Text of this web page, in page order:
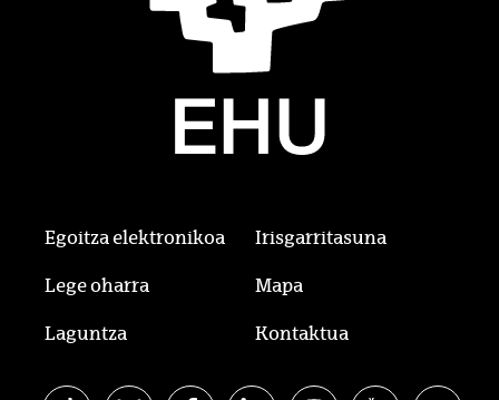
Egoitza elektronikoa Irisgarritasuna
Lege oharra Mapa
Laguntza Kontaktua